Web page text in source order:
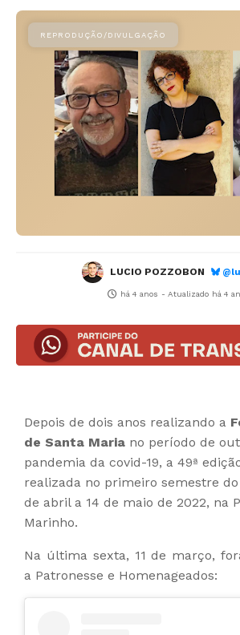
LUCIO POZZOBON
há 4 anos - Atualizado há 4
Depois de dois anos realizando a
de Santa Maria no período de
pandemia da covid-19, a 49ª
realizada no primeiro semestre
de abril a 14 de maio de 2022, na
Marinho.
Na última sexta, 11 de março,
a Patronesse e Homenageados: